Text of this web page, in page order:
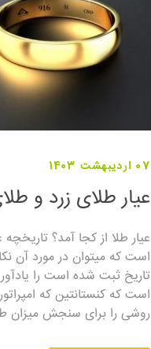
07 اردیبهشت 1403
عیار طلای زرد و
عیار طلا از کجا آمد؟ تاریخچه
است که میتوان در مورد آن
تاریخ ثبت شده است را
است که کنستانتین که
روشی را برای سنجش میزان